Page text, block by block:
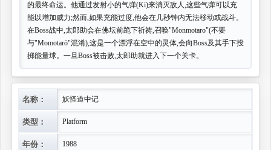
的最终命运。他通过发射小的气弹(Ki)来消灭敌人,这些气弹可以充
能以增加威力;然而,如果充能过度,他会在几秒钟内无法移动或战斗。
在Boss战中,太郎助会在佛坛前跪下祈祷,召唤"Monmotaro"(不要
与"Momotarō"混淆),这是一个漂浮在空中的灵体,会向Boss及其手下投
掷能量球。一旦Boss被击败,太郎助就进入下一个关卡。
名称： 妖怪道中记
类型： Platform
年份： 1988